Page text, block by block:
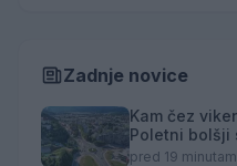
Zadnje novice
Kam čez
Poletni bolšji
pred 19